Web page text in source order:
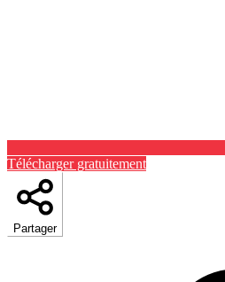
Télécharger gratuitement
Partager